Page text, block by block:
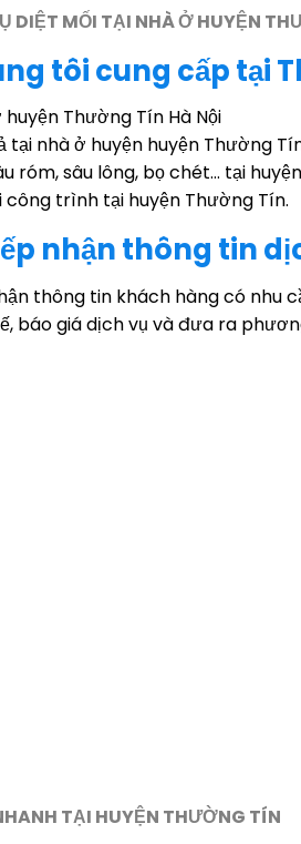
DIỆT MỐI TẠI NHÀ Ở HUYỆN
tôi cung cấp tại
Thường Tín Hà Nội
tại nhà ở huyện huyện Thường
róm, sâu lông, bọ chét… tại
công trình tại huyện Thường Tín.
nhận thông tin
thông tin khách hàng có nhu
báo giá dịch vụ và đưa ra
TẠI HUYỆN THƯỜNG TÍN